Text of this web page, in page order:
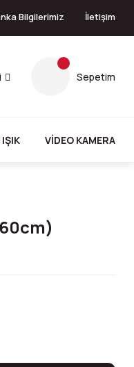
Bilgilerimiz İletişim
Sepetim
VİDEO KAMERA